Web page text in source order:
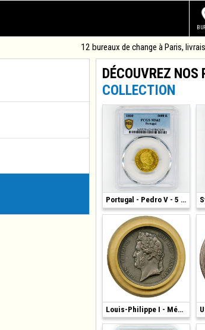
12 bureaux de change à Paris,
DÉCOUVREZ NOS
COLLECTION
Portugal - Pedro V - 5 000 Reis - 1860
1 600 €
Louis-Philippe I - Médaille Argent
200 €